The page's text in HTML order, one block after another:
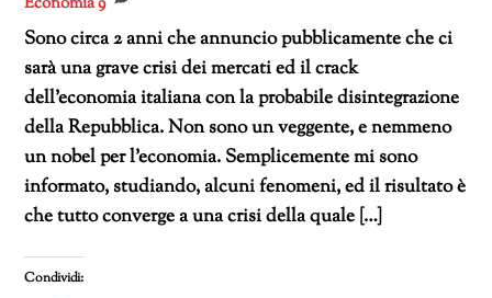
Sono circa 2 anni che annuncio pubblicamente che ci
sarà una grave crisi dei mercati ed il crack
dell’economia italiana con la probabile disintegrazione
della Repubblica. Non sono un veggente, e nemmeno
un nobel per l’economia. Semplicemente mi sono
informato, studiando, alcuni fenomeni, ed il risultato è
che tutto converge a una crisi della quale […]
Condividi: